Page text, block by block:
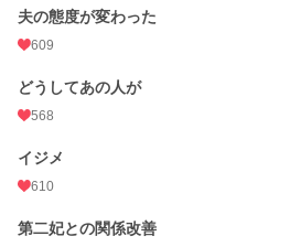
夫の態度が変わった
609
どうしてあの人が
568
イジメ
610
第二妃との関係改善